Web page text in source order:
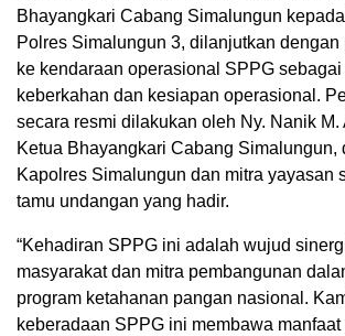
Bhayangkari Cabang Simalungun
Polres Simalungun 3, dilanjutkan
ke kendaraan operasional SPPG sebagai
keberkahan dan kesiapan operasional.
secara resmi dilakukan oleh Ny. Nanik M.
Ketua Bhayangkari Cabang Simalungun,
Kapolres Simalungun dan mitra yayasan
tamu undangan yang hadir.
“Kehadiran SPPG ini adalah wujud
masyarakat dan mitra pembangunan
program ketahanan pangan nasional.
keberadaan SPPG ini membawa